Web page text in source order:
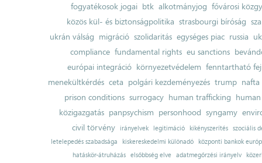
fogyatékosok jogai btk alkotmányjog fővárosi
közös kül- és biztonságpolitika strasbourgi bíróság
ukrán válság migráció szolidaritás egységes piac russia
compliance fundamental rights eu sanctions
európai integráció környezetvédelem fenntartható
menekültkérdés ceta polgári kezdeményezés trump nafta
prison conditions surrogacy human trafficking
közigazgatás panpsychism personhood syngamy
civil törvény
irányelvek legitimáció kikényszerítés szociális
letelepedés szabadsága
kiskereskedelmi különadó
központi bankok
hatáskör-átruházás
elsőbbség elve adatmegőrzési irányelv